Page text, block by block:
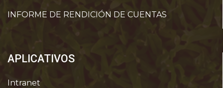
INFORME DE RENDICIÓN DE CUENTAS
APLICATIVOS
Intranet